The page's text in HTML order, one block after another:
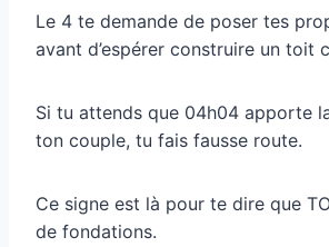
Le 4 te demande de poser tes
avant d’espérer construire un toit
Si tu attends que 04h04 apporte
ton couple, tu fais fausse route.
Ce signe est là pour te dire que
de fondations.